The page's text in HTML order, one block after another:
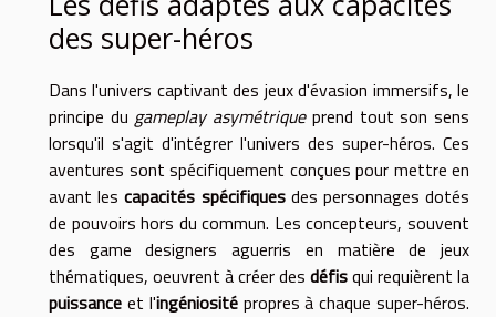
des super-héros
Dans l'univers captivant des jeux d'évasion immersifs, le
principe du gameplay asymétriqueprend tout son sens
lorsqu'il s'agit d'intégrer l'univers des super-héros. Ces
aventures sont spécifiquement conçues pour mettre en
avant lescapacités spécifiquesdes personnages dotés
de pouvoirs hors du commun. Les concepteurs, souvent
des game designers aguerris en matière de jeux
thématiques, oeuvrent à créer des défisqui requièrent la
puissance et l'ingéniositépropres à chaque super-héros.